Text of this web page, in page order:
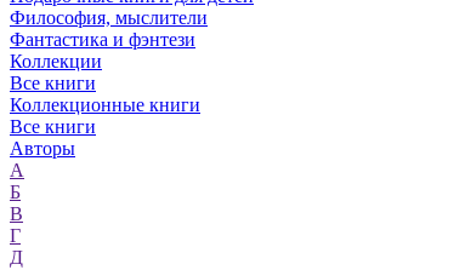
Философия, мыслители
Фантастика и фэнтези
Коллекции
Все книги
Коллекционные книги
Все книги
Авторы
А
Б
В
Г
Д